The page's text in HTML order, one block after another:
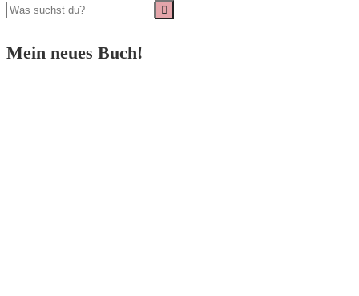
Mein neues Buch!